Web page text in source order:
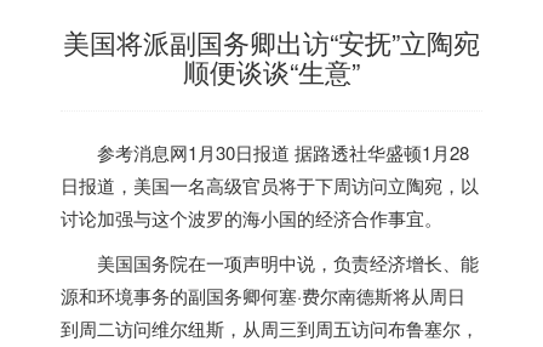
美国将派副国务卿出访“安抚”立陶宛
顺便谈谈“生意”
参考消息网1月30日报道 据路透社华盛顿1月28
日报道， 美国一名高级官员将于下周访问立陶宛，以
讨论加强与这个波罗的海小国的经济合作事宜。
美国国务院在一项声明中说，负责经济增长、能
源和环境事务的副国务卿何塞·费尔南德斯将从周日
到周二访问维尔纽斯，从周三到周五访问布鲁塞尔，